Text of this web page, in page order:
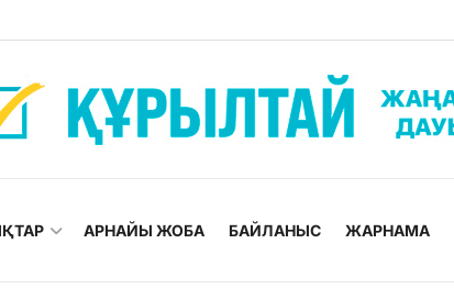
АРНАЙЫ ЖОБА БАЙЛАНЫС ЖАРНАМА